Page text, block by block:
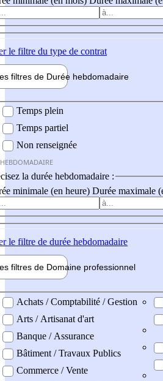
le filtre du type de contrat
filtres de Durée hebdomadaire
Temps plein
Temps partiel
Non renseignée
la durée hebdomadaire :
minimale (en heure) Durée maximale
le filtre de durée hebdomadaire
filtres de Domaine professionnel
professionel
Achats / Comptabilité / Gestion
Arts / Artisanat d'art
Banque / Assurance
Bâtiment / Travaux Publics
Commerce / Vente